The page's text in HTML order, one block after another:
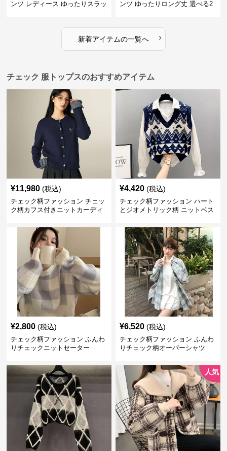
ンツ レディース ゆったりスラッ
ンツ ゆったりロング丈 選べる2
新着アイテムの一覧へ ›
チェック 服トップスのおすすめアイテム
¥11,980 (税込)
チェック柄ファッション チェッ
ク柄カフス付きニットカーディ
¥4,420 (税込)
チェック柄ファッション ハート
とジオメトリック柄 ニットベス
¥2,800 (税込)
チェック柄ファッション ふんわ
りチェックニットセーター
¥6,520 (税込)
チェック柄ファッション ふんわ
りチェック柄オーバーシャツ
人気